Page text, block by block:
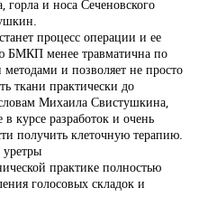
горла и носа Сеченовского
процесс операции и ее
БМКП менее травматична по
и позволяет не просто
ткани практически до
Михаила Свистушкина,
курсе разработок и очень
получить клеточную терапию.
практике полностью
голосовых складок и